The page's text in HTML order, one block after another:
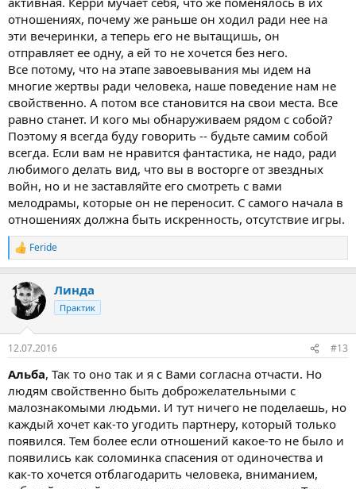
отношениях, почему же раньше он ходил ради нее на
эти вечеринки, а теперь его не вытащишь, он
отправляет ее одну, а ей то не хочется без него.
Все потому, что на этапе завоевывания мы идем на
многие жертвы ради человека, наше поведение нам не
свойственно. А потом все становится на свои места. Все
равно станет. И кого мы обнаруживаем рядом с собой?
Поэтому я всегда буду говорить -- будьте самим собой
всегда. Если вам не нравится фантастика, не надо, ради
любимого делать вид, что вы в восторге от звездных
войн, но и не заставляйте его смотреть с вами
мелодрамы, которые он не переносит. С самого начала в
отношениях должна быть искренность, отсутствие игры.
Р
е
к
ц
и
Feride
Линда
Практик
12.07.2016 #13
Альба, Так то оно так и я с Вами согласна отчасти. Но
людям свойственно быть доброжелательными с
малознакомыми людьми. И тут ничего не поделаешь, но
каждый хочет как-то угодить партнеру, который только
появился. Тем более если отношений какое-то не было и
появились как соломинка спасения от одиночества и
как-то хочется отблагодарить человека, вниманием,